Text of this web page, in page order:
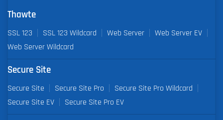
Thawte
SSL 123 SSL 123 Wildcard Web Server
Web Server EV
Web Server Wildcard
Secure Site
Secure Site Secure Site Pro
Secure Site Pro Wildcard
Secure Site EV
Secure Site Pro EV